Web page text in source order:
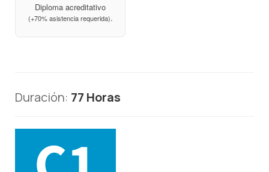
Diploma acreditativo
(+70% asistencia requerida).
Duración: 77 Horas